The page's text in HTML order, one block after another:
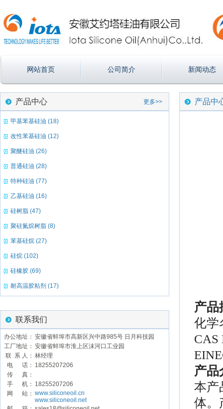
网站首页 公司简介 新闻动态
产品中心 更多>>
甲基苯基硅油 (18)
改性苯基硅油 (12)
聚醚硅油 (26)
普通硅油 (28)
特种硅油 (77)
乙基硅油 (16)
硅树脂 (47)
聚硅氮烷树脂 (8)
苯基硅烷 (27)
硅烷 (102)
硅橡胶 (69)
耐高温胶粘剂 (17)
联系我们
办公地址： 安徽省蚌埠市高新区兴中路985号 日月科技园
工厂地址： 安徽省蚌埠市淮上区沫河口工业园
联 系 人： 林经理
电 话： 18255207206
传 真：
手 机： 18255207206
网 站： www.siliconeoil.cn
www.siliconeoil.net
产品中
产品
化学
CAS
产品
本产
体。